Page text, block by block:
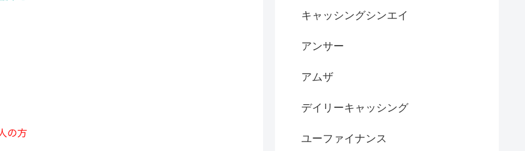
キャッシングシンエイ
アンサー
アムザ
デイリーキャッシング
ユーファイナンス